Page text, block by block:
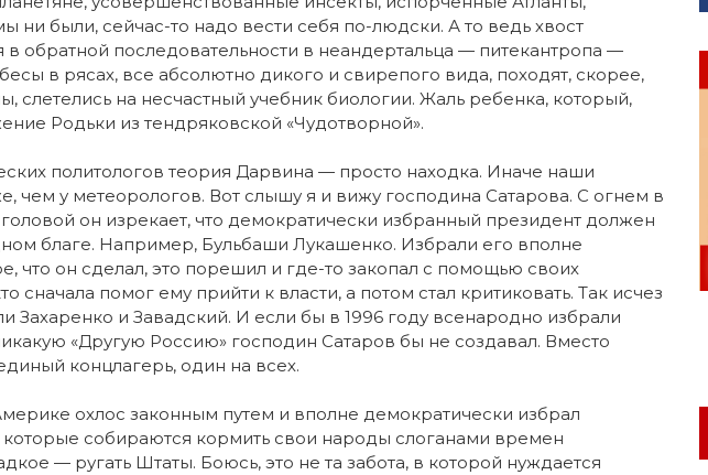
ни были, сейчас-то надо вести себя по-людски. А то ведь хвост
в обратной последовательности в неандертальца — питекантропа —
в рясах, все абсолютно дикого и свирепого вида, походят, скорее,
слетелись на несчастный учебник биологии. Жаль ребенка, который,
Родьки из тендряковской «Чудотворной».
политологов теория Дарвина — просто находка. Иначе наши
чем у метеорологов. Вот слышу я и вижу господина Сатарова. С огнем в
головой он изрекает, что демократически избранный президент должен
благе. Например, Бульбаши Лукашенко. Избрали его вполне
что он сделал, это порешил и где-то закопал с помощью своих
сначала помог ему прийти к власти, а потом стал критиковать. Так исчез
Захаренко и Завадский. И если бы в 1996 году всенародно избрали
«Другую Россию» господин Сатаров бы не создавал. Вместо
концлагерь, один на всех.
охлос законным путем и вполне демократически избрал
которые собираются кормить свои народы слоганами времен
— ругать Штаты. Боюсь, это не та забота, в которой нуждается